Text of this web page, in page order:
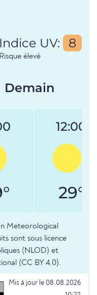
Indice UV: 8
Risque élevé
Demain
12:00
29°
Meteorological
sont sous licence
(NLOD) et
(CC BY 4.0).
Mis à jour le 08.08.2026